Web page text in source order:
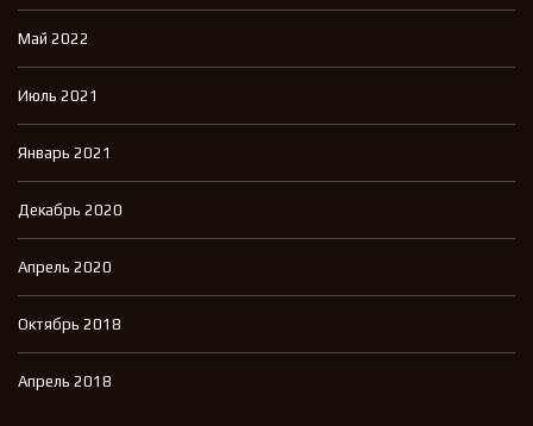
Май 2022
Июль 2021
Январь 2021
Декабрь 2020
Апрель 2020
Октябрь 2018
Апрель 2018